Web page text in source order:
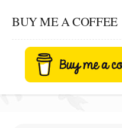
BUY ME A COFFEE